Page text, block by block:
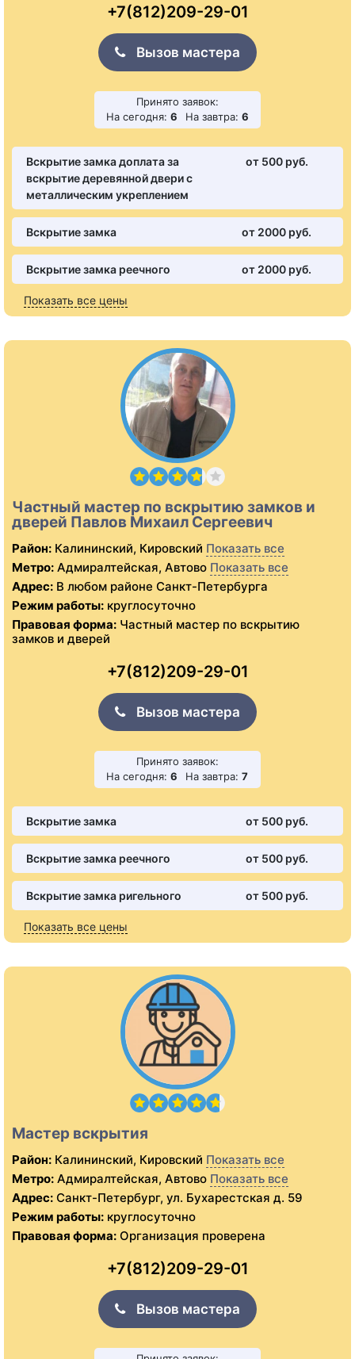
+7(812)209-29-01
Вызов мастера
Принято заявок:
На сегодня: 6 На завтра: 6
Вскрытие замка доплата за
вскрытие деревянной двери с
металлическим укреплением
от 500 pуб.
Вскрытие замка от 2000 pуб.
Вскрытие замка реечного от 2000 pуб.
Показать все цены
Частный мастер по вскрытию замков и
дверей Павлов Михаил Сергеевич
Район: Калининский, Кировский Показать все
Метро: Адмиралтейская, Автово Показать все
Адрес: В любом районе Санкт-Петербурга
Режим работы: круглосуточно
Правовая форма: Частный мастер по вскрытию
замков и дверей
+7(812)209-29-01
Вызов мастера
Принято заявок:
На сегодня: 6 На завтра: 7
Вскрытие замка от 500 pуб.
Вскрытие замка реечного от 500 pуб.
Вскрытие замка ригельного от 500 pуб.
Показать все цены
Мастер вскрытия
Район: Калининский, Кировский Показать все
Метро: Адмиралтейская, Автово Показать все
Адрес: Санкт-Петербург, ул. Бухарестская д. 59
Режим работы: круглосуточно
Правовая форма: Организация проверена
+7(812)209-29-01
Вызов мастера